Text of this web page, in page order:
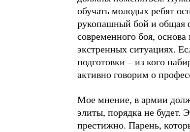
обучать молодых ребят
рукопашный бой и общая
современного боя,
экстренных ситуациях.
подготовки–из кого
активно говорим о
Мое мнение, в армии
элиты, порядка не будет.
престижно. Парень,